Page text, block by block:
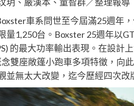
車系問世至今屆滿25週年
量1,250台。Boxster 25週年以
的最大功率輸出表現。在設計
雙座敞篷小跑車多項特徵，向
並無太大改變，迄今歷經四次改